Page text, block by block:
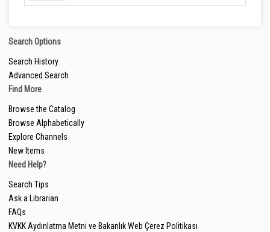
Search Options
Search History
Advanced Search
Find More
Browse the Catalog
Browse Alphabetically
Explore Channels
New Items
Need Help?
Search Tips
Ask a Librarian
FAQs
KVKK Aydınlatma Metni ve Bakanlık Web Çerez Politikası